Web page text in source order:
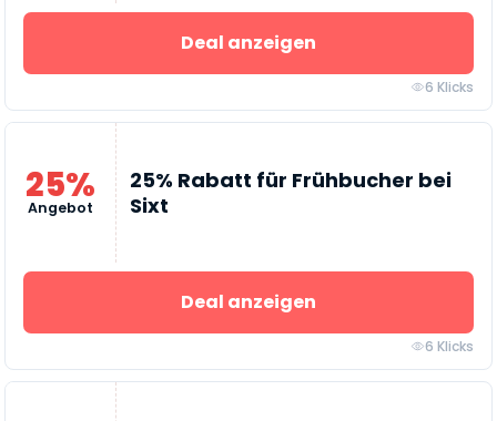
Deal anzeigen
6 Klicks
25%
Angebot
25% Rabatt für Frühbucher bei
Sixt
Deal anzeigen
6 Klicks